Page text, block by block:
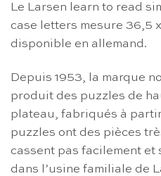
Le Larsen learn to read
case letters mesure 36,5
disponible en allemand.
Depuis 1953, la marque
produit des puzzles de
plateau, fabriqués à
puzzles ont des pièces
cassent pas facilement
dans l’usine familiale de